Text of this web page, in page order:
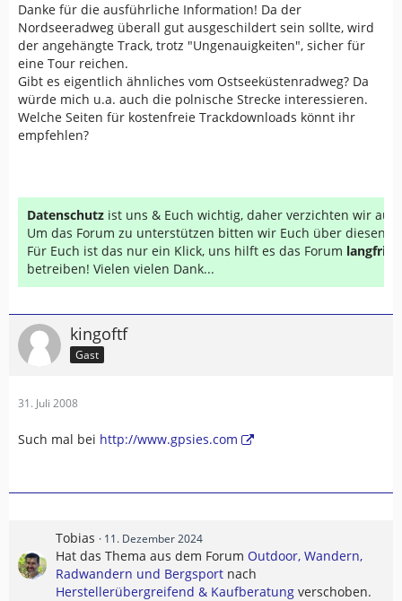
Danke für die ausführliche Information! Da der
Nordseeradweg überall gut ausgeschildert sein sollte, wird
der angehängte Track, trotz "Ungenauigkeiten", sicher für
eine Tour reichen.
Gibt es eigentlich ähnliches vom Ostseeküstenradweg? Da
würde mich u.a. auch die polnische Strecke interessieren.
Welche Seiten für kostenfreie Trackdownloads könnt ihr
empfehlen?
Datenschutz ist uns & Euch wichtig, daher verzichten wir auf
Um das Forum zu unterstützen bitten wir Euch über diesen
Für Euch ist das nur ein Klick, uns hilft es das Forum
betreiben! Vielen vielen Dank...
kingoftf
Gast
31. Juli 2008
Such mal bei http://www.gpsies.com
Tobias 11. Dezember 2024
Hat das Thema aus dem Forum Outdoor, Wandern,
Radwandern und Bergsport nach
Herstellerübergreifend & Kaufberatung verschoben.